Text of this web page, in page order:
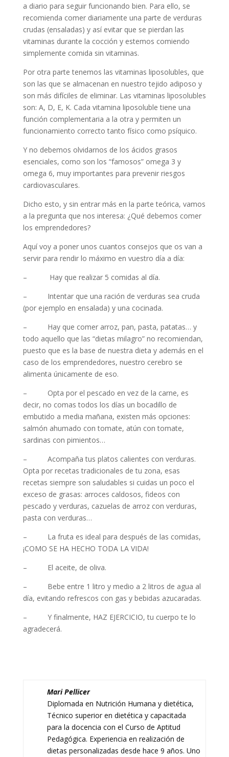
a diario para seguir funcionando bien. Para ello, se
recomienda comer diariamente una parte de verduras
crudas (ensaladas) y así evitar que se pierdan las
vitaminas durante la cocción y estemos comiendo
simplemente comida sin vitaminas.
Por otra parte tenemos las vitaminas liposolubles, que
son las que se almacenan en nuestro tejido adiposo y
son más difíciles de eliminar. Las vitaminas liposolubles
son: A, D, E, K. Cada vitamina liposoluble tiene una
función complementaria a la otra y permiten un
funcionamiento correcto tanto físico como psíquico.
Y no debemos olvidarnos de los ácidos grasos
esenciales, como son los “famosos” omega 3 y
omega 6, muy importantes para prevenir riesgos
cardiovasculares.
Dicho esto, y sin entrar más en la parte teórica, vamos
a la pregunta que nos interesa: ¿Qué debemos comer
los emprendedores?
Aquí voy a poner unos cuantos consejos que os van a
servir para rendir lo máximo en vuestro día a día:
– Hay que realizar 5 comidas al día.
– Intentar que una ración de verduras sea cruda
(por ejemplo en ensalada) y una cocinada.
– Hay que comer arroz, pan, pasta, patatas… y
todo aquello que las “dietas milagro” no recomiendan,
puesto que es la base de nuestra dieta y además en el
caso de los emprendedores, nuestro cerebro se
alimenta únicamente de eso.
– Opta por el pescado en vez de la carne, es
decir, no comas todos los días un bocadillo de
embutido a media mañana, existen más opciones:
salmón ahumado con tomate, atún con tomate,
sardinas con pimientos…
– Acompaña tus platos calientes con verduras.
Opta por recetas tradicionales de tu zona, esas
recetas siempre son saludables si cuidas un poco el
exceso de grasas: arroces caldosos, fideos con
pescado y verduras, cazuelas de arroz con verduras,
pasta con verduras…
– La fruta es ideal para después de las comidas,
¡COMO SE HA HECHO TODA LA VIDA!
– El aceite, de oliva.
– Bebe entre 1 litro y medio a 2 litros de agua al
día, evitando refrescos con gas y bebidas azucaradas.
– Y finalmente, HAZ EJERCICIO, tu cuerpo te lo
agradecerá.
Mari Pellicer
Diplomada en Nutrición Humana y dietética,
Técnico superior en dietética y capacitada
para la docencia con el Curso de Aptitud
Pedagógica. Experiencia en realización de
dietas personalizadas desde hace 9 años. Uno